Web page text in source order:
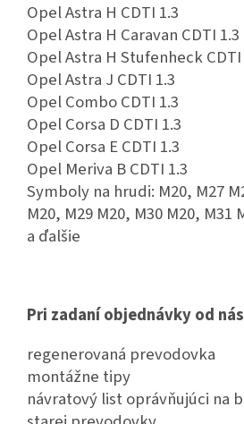
Opel Astra H CDTI 1.3
Opel Astra H Caravan CDTI 1.3
Opel Astra H Stufenheck CDTI
Opel Astra J CDTI 1.3
Opel Combo CDTI 1.3
Opel Corsa D CDTI 1.3
Opel Corsa E CDTI 1.3
Opel Meriva B CDTI 1.3
Symboly na hrudi: M20, M27
M20, M29 M20, M30 M20, M31
a ďalšie
Pri zadaní objednávky od
regenerovaná prevodovka
montážne tipy
návratový list oprávňujúci na